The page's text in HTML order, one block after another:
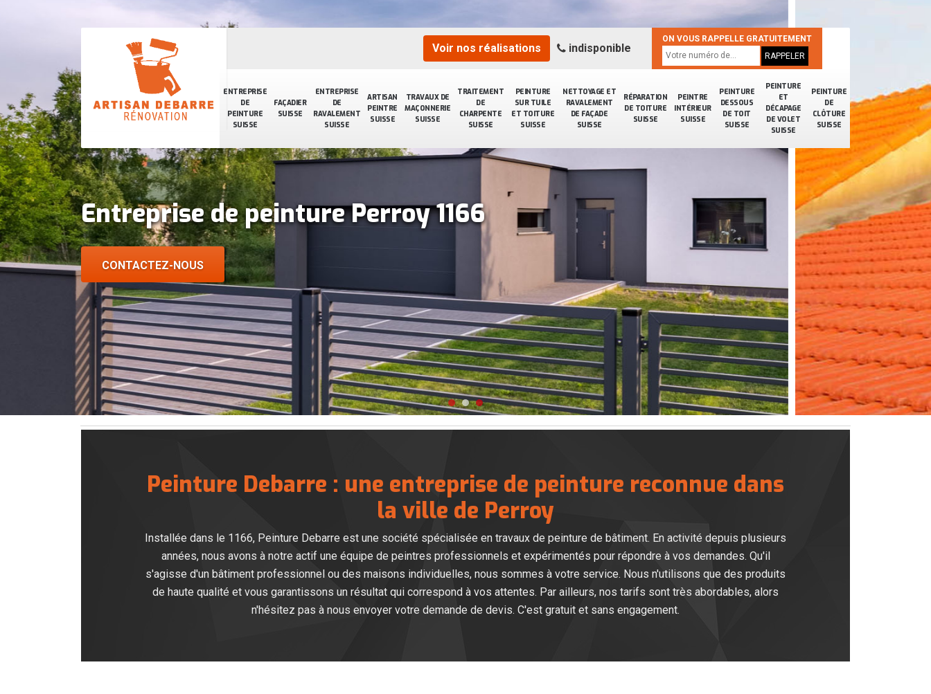
ENTREPRISE
DE
PEINTURE
SUISSE
FAÇADIER
SUISSE
ENTREPRISE
DE
RAVALEMENT
SUISSE
ARTISAN
PEINTRE
SUISSE
TRAVAUX DE
MAÇONNERIE
SUISSE
TRAITEMENT
DE
CHARPENTE
SUISSE
PEINTURE
SUR TUILE
ET TOITURE
SUISSE
NETTOYAGE ET
RAVALEMENT
DE FAÇADE
SUISSE
RÉPARATION
DE TOITURE
SUISSE
PEINTRE
INTÉRIEUR
SUISSE
PEINTURE
DESSOUS
DE TOIT
SUISSE
PEINTURE
ET
DÉCAPAGE
DE VOLET
SUISSE
PEINTURE
DE
CLÔTURE
SUISSE
Voir nos réalisations indisponible
ON VOUS RAPPELLE GRATUITEMENT
Entreprise de peinture Perroy 1166
CONTACTEZ-NOUS
Peinture Debarre : une entreprise de peinture reconnue dans
la ville de Perroy
Installée dans le 1166, Peinture Debarre est une société spécialisée en travaux de peinture de bâtiment. En activité depuis plusieurs
années, nous avons à notre actif une équipe de peintres professionnels et expérimentés pour répondre à vos demandes. Qu'il
s'agisse d'un bâtiment professionnel ou des maisons individuelles, nous sommes à votre service. Nous n'utilisons que des produits
de haute qualité et vous garantissons un résultat qui correspond à vos attentes. Par ailleurs, nos tarifs sont très abordables, alors
n'hésitez pas à nous envoyer votre demande de devis. C'est gratuit et sans engagement.